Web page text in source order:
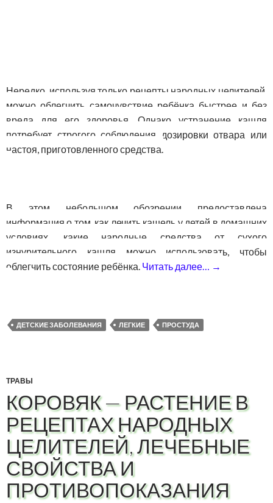
Нередко, используя только рецепты народных целителей,
можно облегчить самочувствие ребёнка быстрее и без
вреда для его здоровья. Однако устранение кашля
потребует строгого соблюдения дозировки отвара или
настоя, приготовленного средства.
В этом небольшом обозрении предоставлена
информация о том, как лечить кашель у детей в домашних
условиях, какие народные средства от сухого
изнурительного кашля можно использовать, чтобы
облегчить состояние ребёнка. Читать далее… →
ДЕТСКИЕ ЗАБОЛЕВАНИЯ ЛЕГКИЕ ПРОСТУДА
ТРАВЫ
КОРОВЯК — РАСТЕНИЕ В
РЕЦЕПТАХ НАРОДНЫХ
ЦЕЛИТЕЛЕЙ, ЛЕЧЕБНЫЕ
СВОЙСТВА И
ПРОТИВОПОКАЗАНИЯ